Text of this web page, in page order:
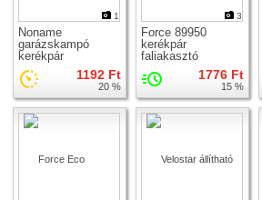
1
Noname
garázskampó
kerékpár
faliakasztó
1192 Ft
20 %
3
Force 89950
kerékpár
faliakasztó
1776 Ft
15 %